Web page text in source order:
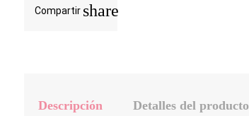
Compartir share
Descripción Detalles del producto